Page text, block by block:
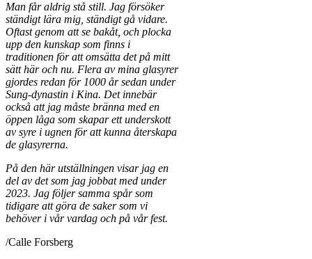
Man får aldrig stå still. Jag försöker
ständigt lära mig, ständigt gå vidare.
Oftast genom att se bakåt, och plocka
upp den kunskap som finns i
traditionen för att omsätta det på mitt
sätt här och nu. Flera av mina glasyrer
gjordes redan för 1000 år sedan under
Sung-dynastin i Kina. Det innebär
också att jag måste bränna med en
öppen låga som skapar ett underskott
av syre i ugnen för att kunna återskapa
de glasyrerna.
På den här utställningen visar jag en
del av det som jag jobbat med under
2023. Jag följer samma spår som
tidigare att göra de saker som vi
behöver i vår vardag och på vår fest.
/Calle Forsberg